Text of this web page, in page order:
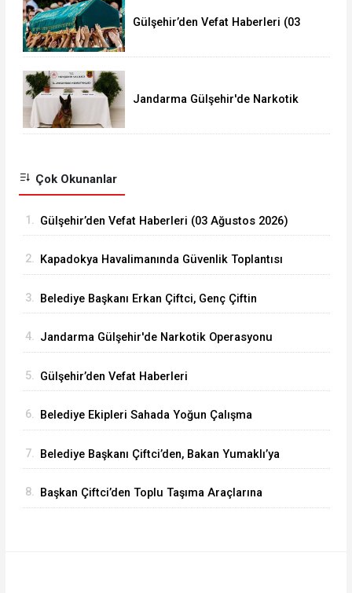
Gülşehir’den Vefat Haberleri (03
Jandarma Gülşehir'de Narkotik
Çok Okunanlar
1. Gülşehir’den Vefat Haberleri (03 Ağustos 2026)
2. Kapadokya Havalimanında Güvenlik Toplantısı
3. Belediye Başkanı Erkan Çiftci, Genç Çiftin
4. Jandarma Gülşehir'de Narkotik Operasyonu
5. Gülşehir’den Vefat Haberleri
6. Belediye Ekipleri Sahada Yoğun Çalışma
7. Belediye Başkanı Çiftci’den, Bakan Yumaklı’ya
8. Başkan Çiftci’den Toplu Taşıma Araçlarına